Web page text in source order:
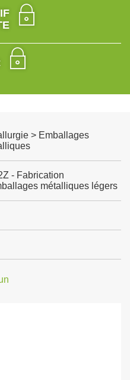
> Emballages
- Fabrication
métalliques légers